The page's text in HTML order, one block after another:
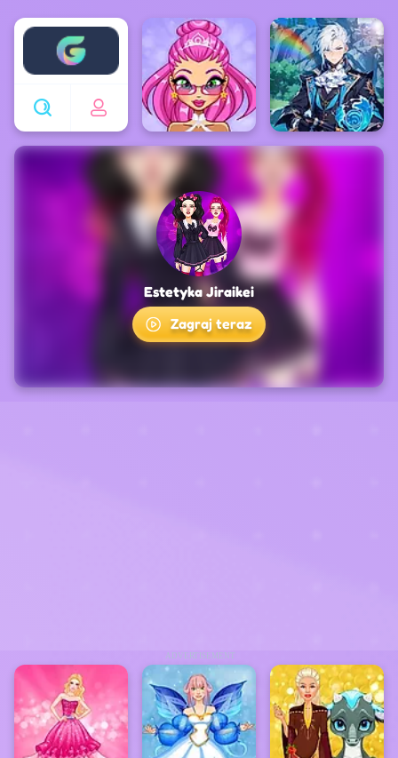
Enjoy4fun
ADVERTISEMENT
Estetyka Jiraikei
Zagraj teraz